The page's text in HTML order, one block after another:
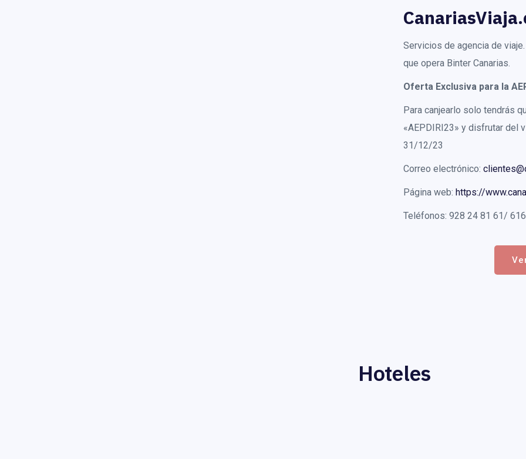
Servicios de agencia de
que opera Binter Canarias.
Oferta Exclusiva para la
Para canjearlo solo tendrás
«AEPDIRI23» y disfrutar del
31/12/23
Correo electrónico:
Página web: https://
Teléfonos: 928 24 81 61/
Hoteles